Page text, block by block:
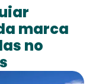
marca
no